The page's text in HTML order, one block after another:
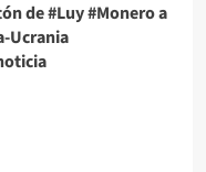
de #Luy #Monero a
Ucrania